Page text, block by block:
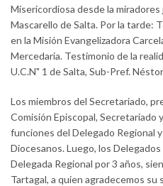
Misericordiosa desde la
Mascarello de Salta. Por la tarde:
en la Misión Evangelizadora
Mercedaria. Testimonio de la
U.C.N" 1 de Salta, Sub-Pref.
Los miembros del Secretariado,
Comisión Episcopal, Secretariado
funciones del Delegado Regional
Diocesanos. Luego, los
Delegada Regional por 3 años,
Tartagal, a quien agradecemos su